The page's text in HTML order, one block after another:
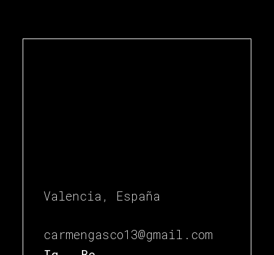
Valencia, España
carmengasco13@gmail.com